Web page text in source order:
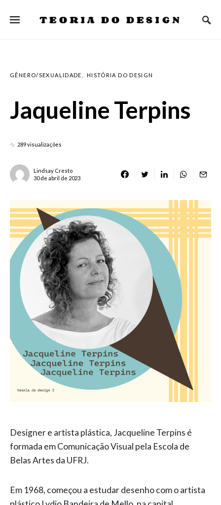
TEORIA DO DESIGN
GÊNERO/SEXUALIDADE HISTÓRIA DO DESIGN
Jaqueline Terpins
289 visualizações
Lindsay Cresto
30 de abril de 2023
Designer e artista plástica, Jacqueline Terpins é
formada em Comunicação Visual pela Escola de
Belas Artes da UFRJ.
Em 1968, começou a estudar desenho com o artista